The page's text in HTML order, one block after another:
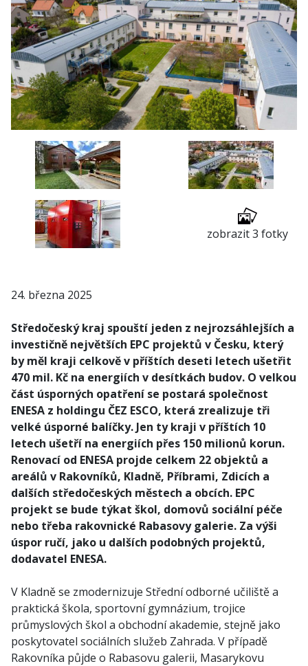
zobrazit 3 fotky
24. března 2025
Středočeský kraj spouští jeden z nejrozsáhlejších a
investičně největších EPC projektů v Česku, který
by měl kraji celkově v příštích deseti letech ušetřit
470 mil. Kč na energiích v desítkách budov. O velkou
část úsporných opatření se postará společnost
ENESA z holdingu ČEZ ESCO, která zrealizuje tři
velké úsporné balíčky. Jen ty kraji v příštích 10
letech ušetří na energiích přes 150 milionů korun.
Renovací od ENESA projde celkem 22 objektů a
areálů v Rakovníků, Kladně, Příbrami, Zdicích a
dalších středočeských městech a obcích. EPC
projekt se bude týkat škol, domovů sociální péče
nebo třeba rakovnické Rabasovy galerie. Za výši
úspor ručí, jako u dalších podobných projektů,
dodavatel ENESA.
V Kladně se zmodernizuje Střední odborné učiliště a
praktická škola, sportovní gymnázium, trojice
průmyslových škol a obchodní akademie, stejně jako
poskytovatel sociálních služeb Zahrada. V případě
Rakovníka půjde o Rabasovu galerii, Masarykovu